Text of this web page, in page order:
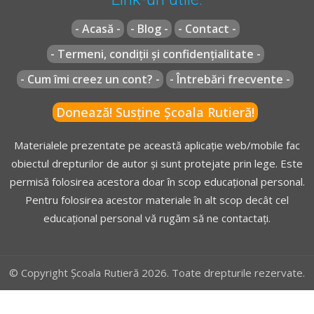
- Acasă - - Blog -
- Contact -
- Termeni, condiții și confidențialitate -
- Cum îmi creez un cont? -
- Întrebări frecvente -
Donează! Susține Școala Rutieră!
Materialele prezentate pe această aplicație web/mobile fac
obiectul drepturilor de autor și sunt protejate prin lege. Este
permisă folosirea acestora doar în scop educațional personal.
Pentru folosirea acestor materiale în alt scop decât cel
educațional personal vă rugăm să ne contactați.
© Copyright Școala Rutieră 2026. Toate drepturile rezervate.